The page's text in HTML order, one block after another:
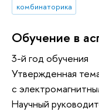
комбинаторика
Обучение в
3-й год обучения
Утвержденная
с
Научный